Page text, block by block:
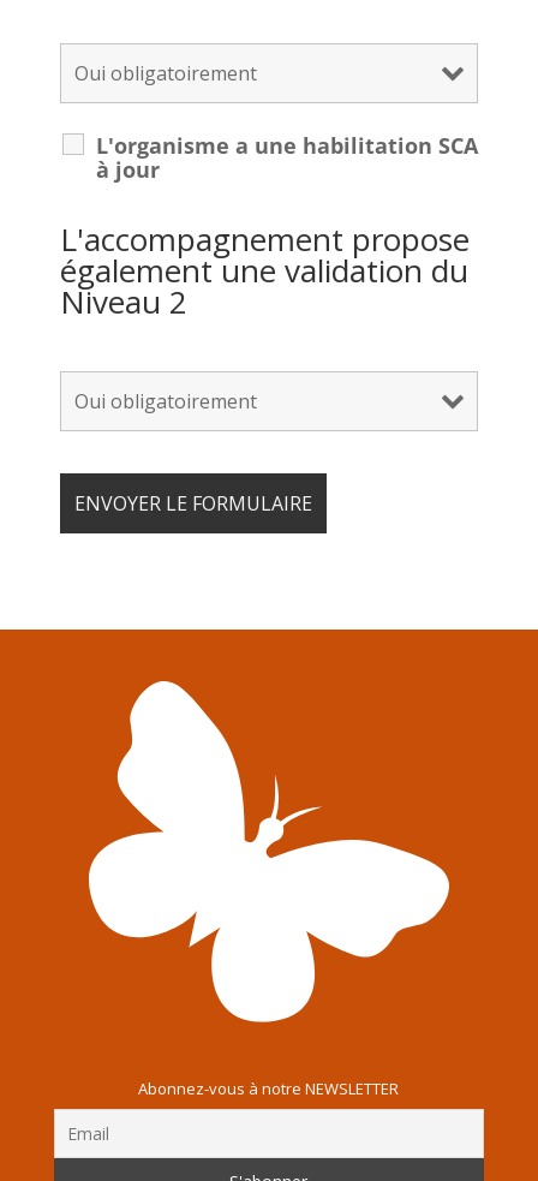
L'organisme a une habilitation SCA
à jour
L'accompagnement propose
également une validation du
Niveau 2
Abonnez-vous à notre NEWSLETTER